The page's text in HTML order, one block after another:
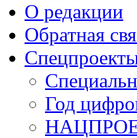
О редакции
Обратная
Год